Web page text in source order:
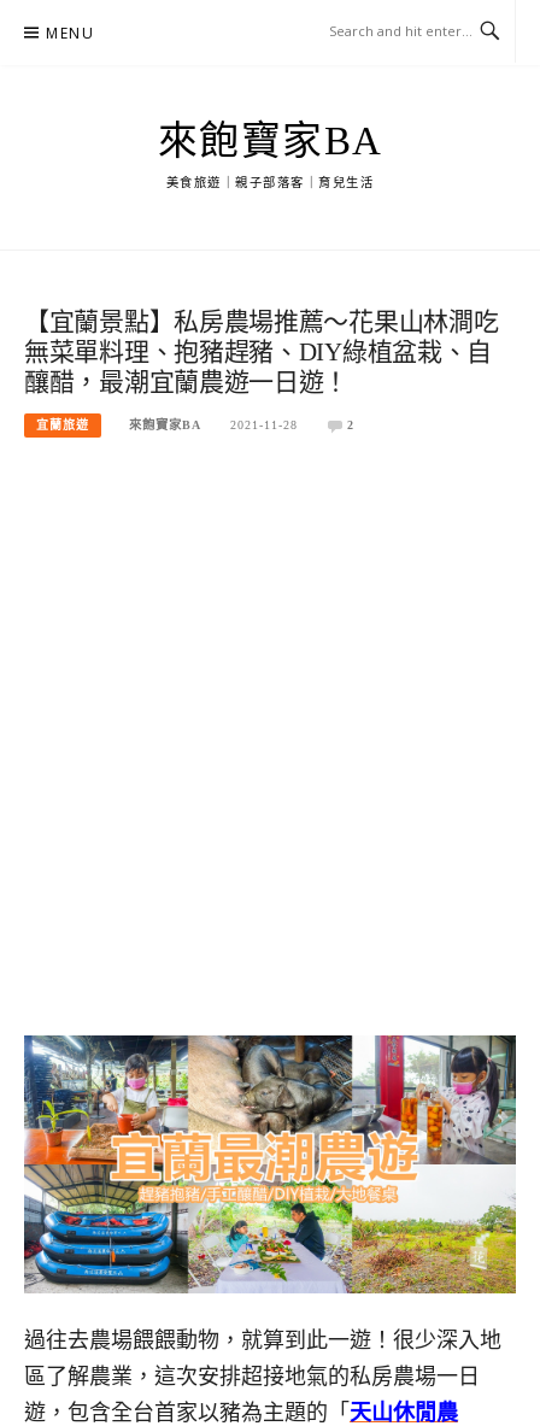
MENU
來飽寶家BA
美食旅遊｜親子部落客｜育兒生活
【宜蘭景點】私房農場推薦～花果山林澗吃
無菜單料理、抱豬趕豬、DIY綠植盆栽、自
釀醋，最潮宜蘭農遊一日遊！
宜蘭旅遊 來飽寶家BA 2021-11-28 2
過往去農場餵餵動物，就算到此一遊！很少深入地
區了解農業，這次安排超接地氣的私房農場一日
遊，包含全台首家以豬為主題的「 天山休閒農